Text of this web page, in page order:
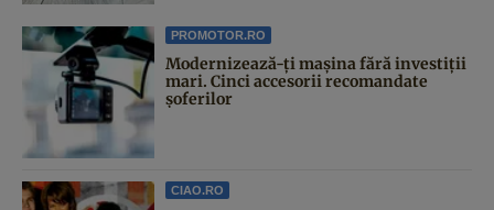
PROMOTOR.RO
Modernizează-ți mașina fără investiții
mari. Cinci accesorii recomandate
șoferilor
CIAO.RO